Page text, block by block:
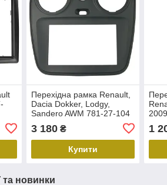
Перехідна рамка Renault,
Dacia Dokker, Lodgy,
Sandero AWM 781-27-104
3 180₴
Купити
1
та новинки